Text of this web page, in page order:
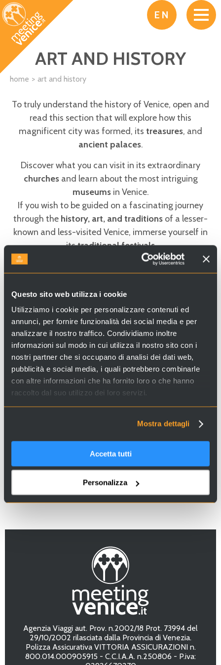
Questo sito web utilizza i cookie
Utilizziamo i cookie per personalizzare contenuti ed
annunci, per fornire funzionalità dei social media e per
analizzare il nostro traffico. Condividiamo inoltre
informazioni sul modo in cui utilizza il nostro sito con i
nostri partner che si occupano di analisi dei dati web,
pubblicità e social media, i quali potrebbero combinarle
con altre informazioni che ha fornito loro o che hanno
raccolto dal suo utilizzo dei loro servizi.
Mostra dettagli
Accetta tutti
Personalizza
Skip to main content
EN
ART AND HISTORY
home art and history
To truly understand the history of Venice, open and
read this section that will explore how this
magnificent city was formed, its treasures, and
ancient palaces.
Discover what you can visit in its extraordinary
churchesand learn about the most intriguing
museumsin Venice.
If you wish to be guided on a fascinating journey
through the history, art, and traditions of a lesser-
known and less-visited Venice, immerse yourself in
itstraditional festivals
or savor authentic
Venetian recipes. Dive into the
lagoonto discover its typical boats or wander
For those looking for what to see in Venice, the
sections on churches, museums, and points of
interest offer detailed pages enriched
with descriptions of art and history, along with
practical informationto help you plan your visit.
Additionally, the"glossary"section can help anyone
unfamiliar with
encounter while exploring the city.
Agenzia Viaggi aut. Prov. n.2002/18 Prot. 73994 del
29/10/2002 rilasciata dalla Provincia di Venezia.
Polizza Assicurativa VITTORIA ASSICURAZIONI n.
800.014.000905915 - C.C.I.A.A. n.250806 - P.iva: